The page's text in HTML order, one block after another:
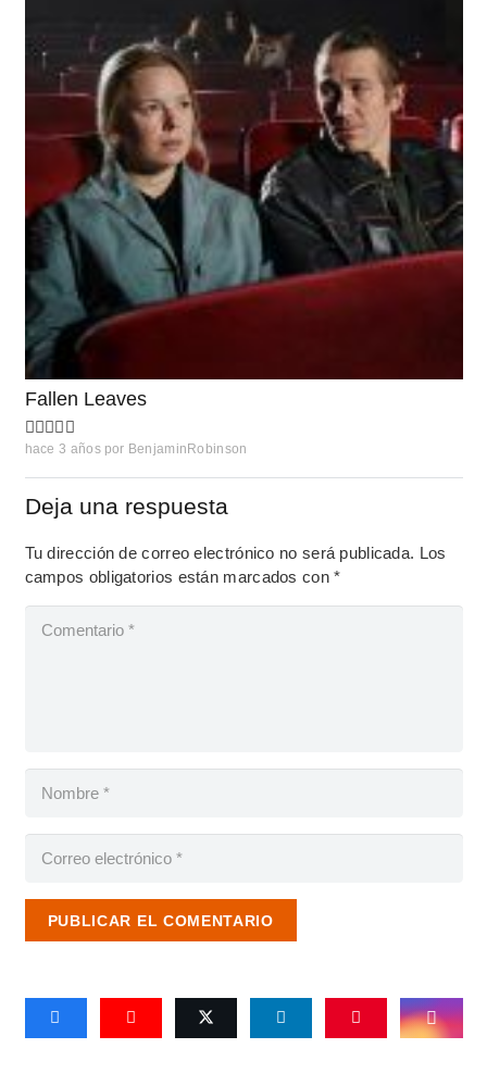
Fallen Leaves
hace 3 años por BenjaminRobinson
Deja una respuesta
Tu dirección de correo electrónico no será publicada. Los
campos obligatorios están marcados con*
PUBLICAR EL COMENTARIO